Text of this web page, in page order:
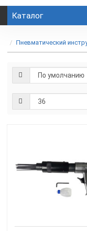
Каталог
Пневматический